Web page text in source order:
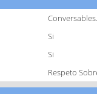
Si
Si
Respeto